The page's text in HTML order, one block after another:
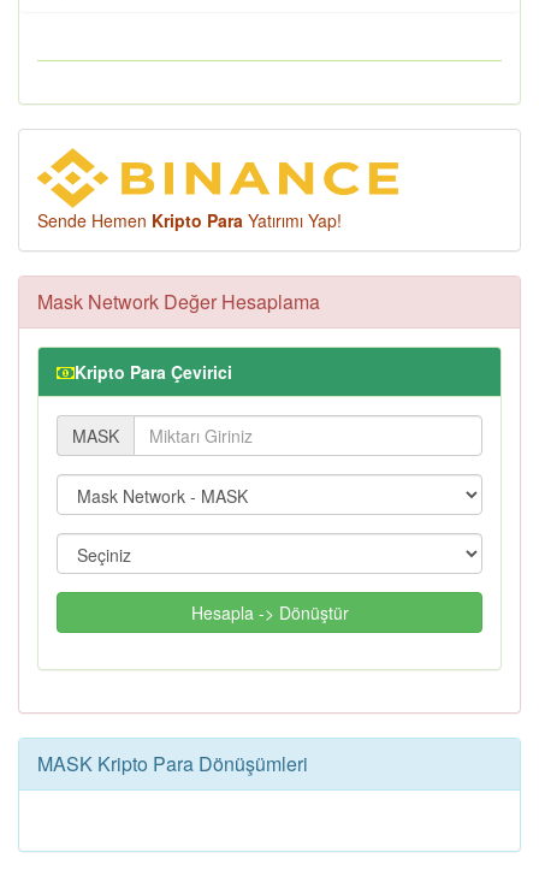
Sende Hemen Kripto Para Yatırımı Yap!
Mask Network Değer Hesaplama
Kripto Para Çevirici
MASK
Hesapla -> Dönüştür
MASK Kripto Para Dönüşümleri